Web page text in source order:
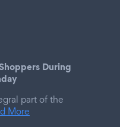
During
part of the
More